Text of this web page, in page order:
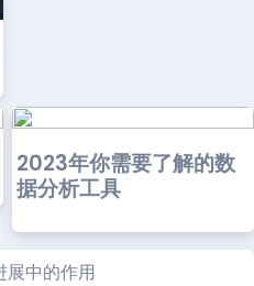
2023年你需要了解的数
据分析工具
展中的作用